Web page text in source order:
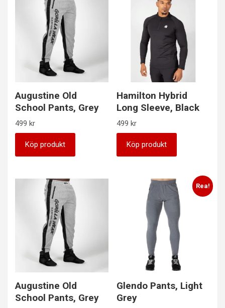
Augustine Old
School Pants, Grey
499 kr
Köp produkt
Hamilton Hybrid
Long Sleeve, Black
499 kr
Köp produkt
Augustine Old
School Pants, Grey
Rea!
Glendo Pants, Light
Grey